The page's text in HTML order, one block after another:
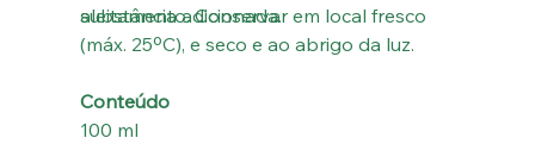
substância adicionada.
aleitamento. Conservar em local fresco
(máx. 25ºC), e seco e ao abrigo da luz.
Conteúdo
100 ml